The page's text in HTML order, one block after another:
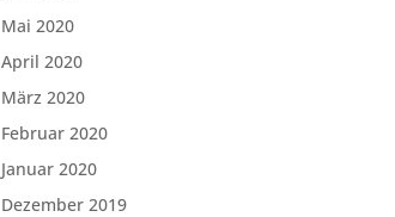
Mai 2020
April 2020
März 2020
Februar 2020
Januar 2020
Dezember 2019